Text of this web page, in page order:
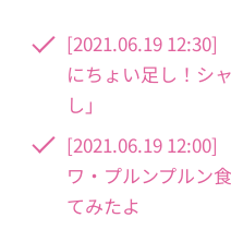
[2021.06.19 12:30]
にちょい足し！シ
し」
[2021.06.19 12:00]
ワ・プルンプルン
てみたよ